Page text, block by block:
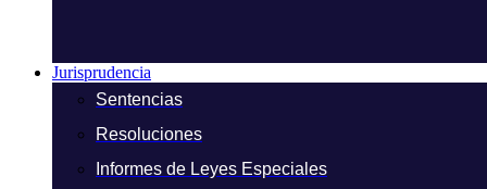
Jurisprudencia
Sentencias
Resoluciones
Informes de Leyes Especiales